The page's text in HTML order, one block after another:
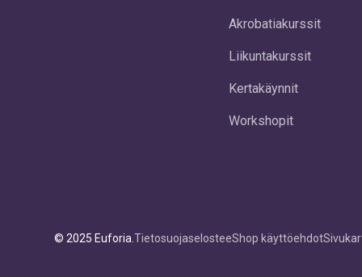
Akrobatiakurssit
Liikuntakurssit
Kertakäynnit
Workshopit
© 2025 Euforia.TietosuojaselosteeShop käyttöehdot